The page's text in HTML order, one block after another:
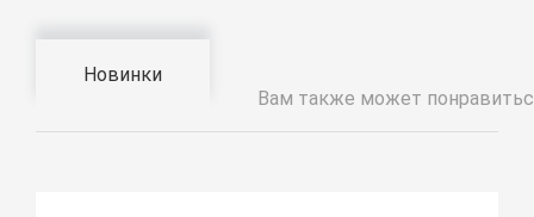
Новинки
Вам также может